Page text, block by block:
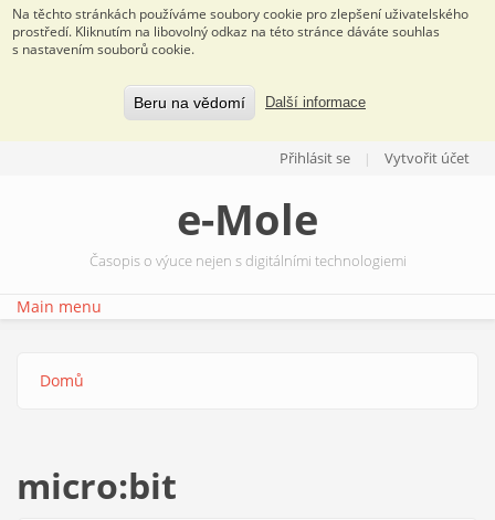
Na těchto stránkách používáme soubory cookie pro zlepšení uživatelského
prostředí. Kliknutím na libovolný odkaz na této stránce dáváte souhlas
s nastavením souborů cookie.
Beru na vědomí Další informace
Přihlásit se Vytvořit účet
e-Mole
Časopis o výuce nejen s digitálními technologiemi
Main menu
Jste zde
Domů
micro:bit